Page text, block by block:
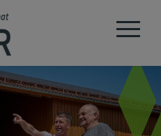
Navigation